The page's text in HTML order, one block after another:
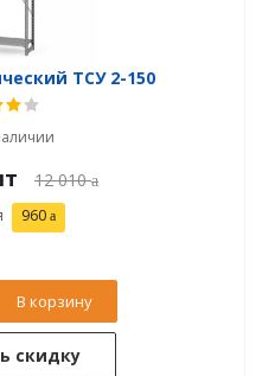
ТСУ 2-150
12 010
960
В корзину
скидку